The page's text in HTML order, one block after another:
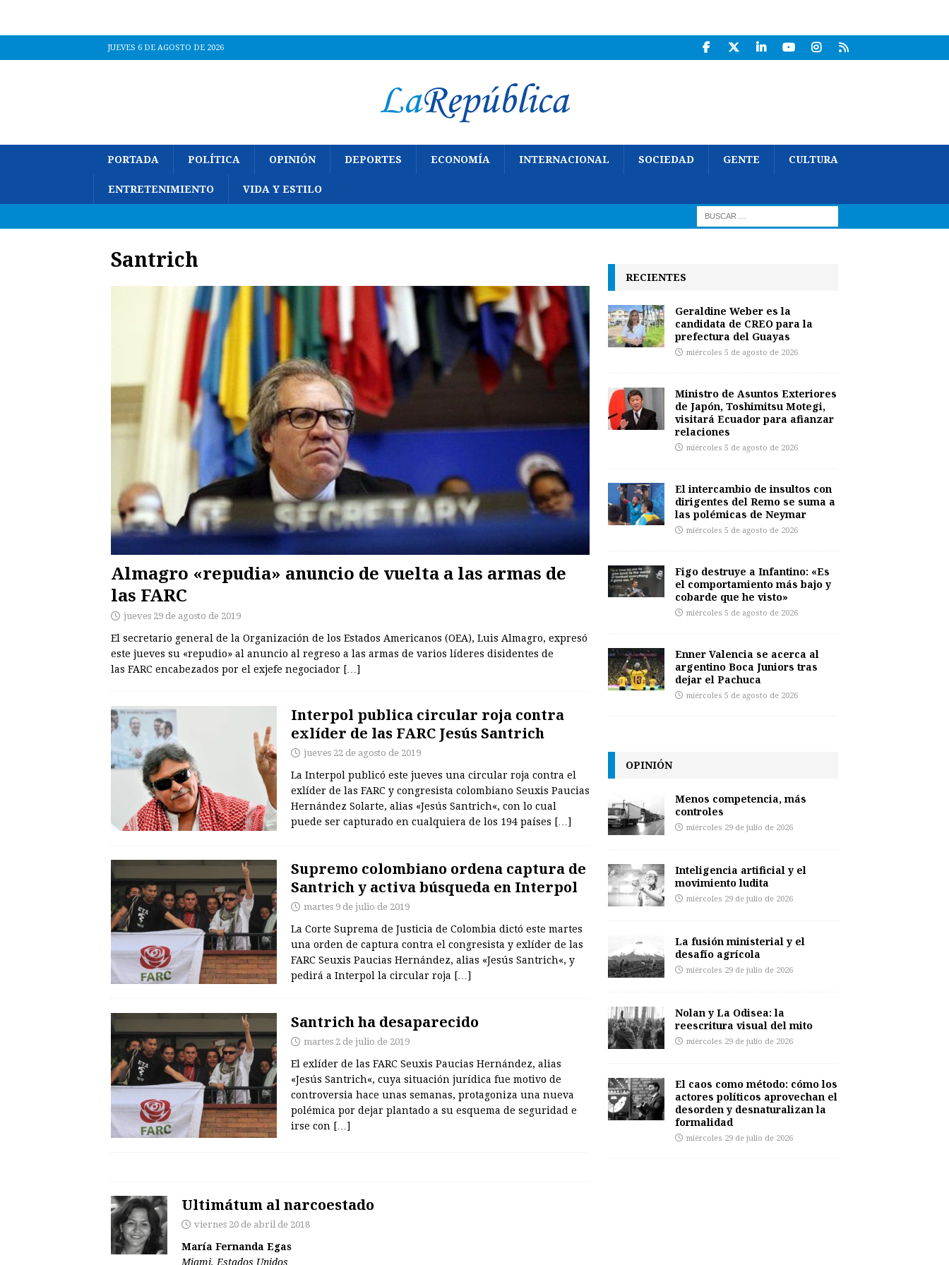
JUEVES 6 DE AGOSTO DE 2026
PORTADA POLÍTICA OPINIÓN DEPORTES ECONOMÍA INTERNACIONAL SOCIEDAD GENTE CULTURA
ENTRETENIMIENTO VIDA Y ESTILO
Santrich
Almagro «repudia» anuncio de vuelta a las armas de
las FARC
jueves 29 de agosto de 2019
El secretario general de la Organización de los Estados Americanos (OEA), Luis Almagro, expresó
este jueves su «repudio» al anuncio al regreso a las armas de varios líderes disidentes de
las FARC encabezados por el exjefe negociador […]
Interpol publica circular roja contra
exlíder de las FARC Jesús Santrich
jueves 22 de agosto de 2019
La Interpol publicó este jueves una circular roja contra el
exlíder de las FARC y congresista colombiano Seuxis Paucias
Hernández Solarte, alias «Jesús Santrich«, con lo cual
puede ser capturado en cualquiera de los 194 países […]
Supremo colombiano ordena captura de
Santrich y activa búsqueda en Interpol
martes 9 de julio de 2019
La Corte Suprema de Justicia de Colombia dictó este martes
una orden de captura contra el congresista y exlíder de las
FARC Seuxis Paucias Hernández, alias «Jesús Santrich«, y
pedirá a Interpol la circular roja […]
Santrich ha desaparecido
martes 2 de julio de 2019
El exlíder de las FARC Seuxis Paucias Hernández, alias
«Jesús Santrich«, cuya situación jurídica fue motivo de
controversia hace unas semanas, protagoniza una nueva
polémica por dejar plantado a su esquema de seguridad e
irse con […]
Ultimátum al narcoestado
viernes 20 de abril de 2018
María Fernanda Egas
Miami, Estados Unidos
RECIENTES
Geraldine Weber es la
candidata de CREO para la
prefectura del Guayas
miércoles 5 de agosto de 2026
Ministro de Asuntos Exteriores
de Japón, Toshimitsu Motegi,
visitará Ecuador para afianzar
relaciones
miércoles 5 de agosto de 2026
El intercambio de insultos con
dirigentes del Remo se suma a
las polémicas de Neymar
miércoles 5 de agosto de 2026
Figo destruye a Infantino: «Es
el comportamiento más bajo y
cobarde que he visto»
miércoles 5 de agosto de 2026
Enner Valencia se acerca al
argentino Boca Juniors tras
dejar el Pachuca
miércoles 5 de agosto de 2026
OPINIÓN
Menos competencia, más
controles
miércoles 29 de julio de 2026
Inteligencia artificial y el
movimiento ludita
miércoles 29 de julio de 2026
La fusión ministerial y el
desafío agrícola
miércoles 29 de julio de 2026
Nolan y La Odisea: la
reescritura visual del mito
miércoles 29 de julio de 2026
El caos como método: cómo los
actores políticos aprovechan el
desorden y desnaturalizan la
formalidad
miércoles 29 de julio de 2026